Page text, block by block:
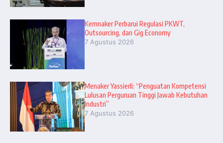
Kemnaker Perbarui Regulasi PKWT,
Outsourcing, dan Gig Economy
7 Agustus 2026
Menaker Yassierli: “Penguatan Kompetensi
Lulusan Perguruan Tinggi Jawab Kebutuhan
Industri”
7 Agustus 2026